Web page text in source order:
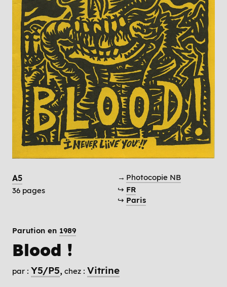
A5
36 pages
→ Photocopie NB
↪ FR
↪ Paris
Parution en 1989
Blood !
par : Y5/P5 chez : Vitrine